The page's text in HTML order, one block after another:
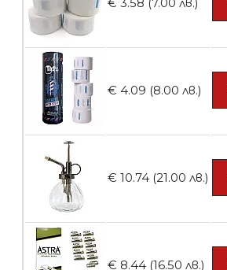
броя
Контейнери за
€ 4.09 (8.00 лв.)
€ 10.74 (21.00 лв.)
€ 8.44 (16.50 лв.)